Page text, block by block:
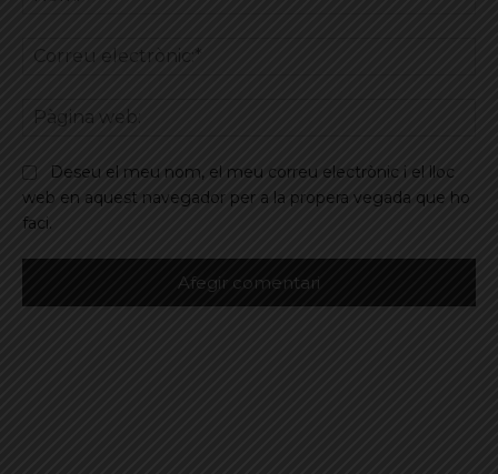
Deseu el meu nom, el meu correu electrònic i el lloc
web en aquest navegador per a la propera vegada que ho
faci.